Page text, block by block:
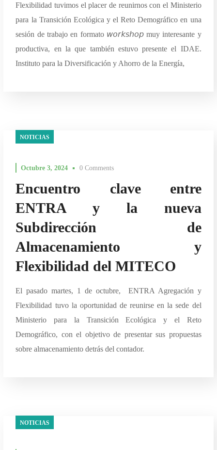
Flexibilidad tuvimos el placer de reunirnos con el Ministerio
para la Transición Ecológica y el Reto Demográfico en una
sesión de trabajo en formato 𝘸𝘰𝘳𝘬𝘴𝘩𝘰𝘱 muy interesante y
productiva, en la que también estuvo presente el IDAE.
Instituto para la Diversificación y Ahorro de la Energía,
NOTICIAS
Octubre 3, 2024 0 Comments
Encuentro clave entre
ENTRA y la nueva
Subdirección de
Almacenamiento y
Flexibilidad del MITECO
El pasado martes, 1 de octubre, ENTRA Agregación y
Flexibilidad tuvo la oportunidad de reunirse en la sede del
Ministerio para la Transición Ecológica y el Reto
Demográfico, con el objetivo de presentar sus propuestas
sobre almacenamiento detrás del contador.
NOTICIAS